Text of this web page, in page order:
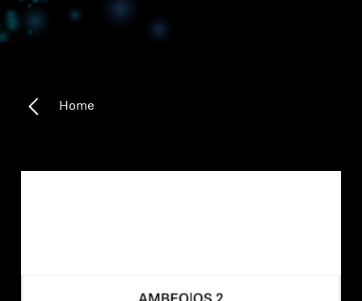
Koptelefoononderdelen en accessoires
Home